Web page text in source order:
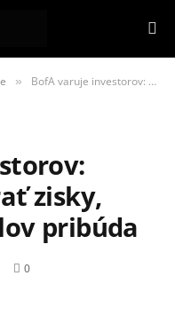
» BofA varuje investorov: Nastal čas vyberať zisky, varovných signálov pribúda
zisky,
pribúda
0